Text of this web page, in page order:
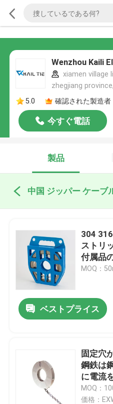
Wenzhou Kaili
xiamen village
zhegjiang
5.0
確認された製造者
今すぐ電話
製品
中国 ジッパー ケーブ
304
ストリ
付属品
MOQ：
ベストプライス
固定穴
鋼鉄は
に電流
MOQ：
価格：